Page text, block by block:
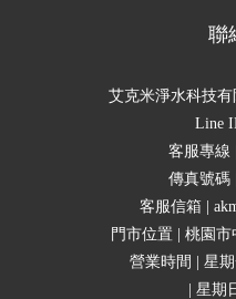
聯
艾克米淨水科技有
Line
客服專線
傳真號碼
客服信箱 |
門市位置 | 桃園
營業時間 | 星
| 星期